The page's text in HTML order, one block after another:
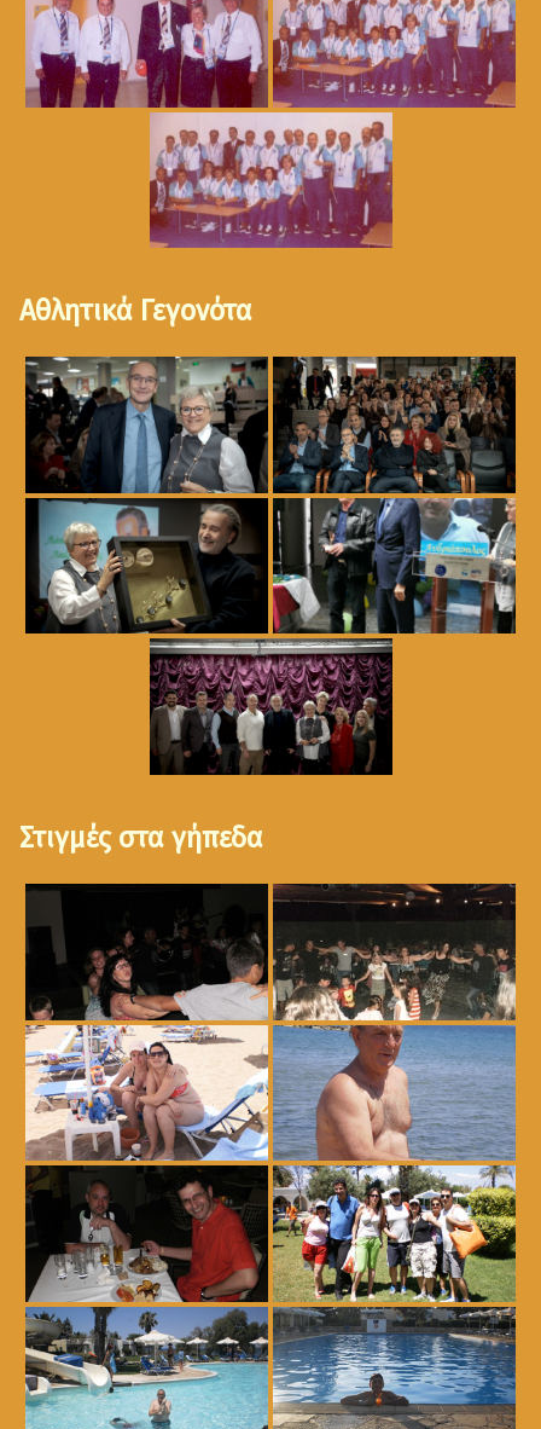
Αθλητικά Γεγονότα
Στιγμές στα γήπεδα